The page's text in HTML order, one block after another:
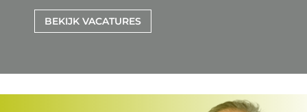
BEKIJK VACATURES